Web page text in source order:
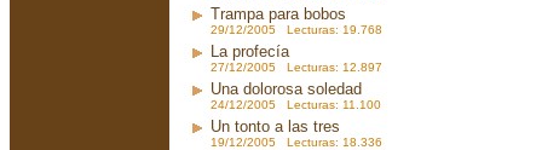
Trampa para bobos
29/12/2005 Lecturas: 19.768
La profecía
27/12/2005 Lecturas: 12.897
Una dolorosa soledad
24/12/2005 Lecturas: 11.100
Un tonto a las tres
19/12/2005 Lecturas: 18.336